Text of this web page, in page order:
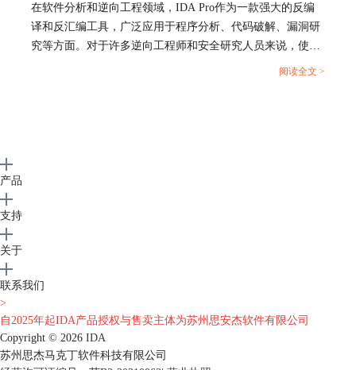
在软件分析和逆向工程领域，IDA Pro作为一款强大的反编
译和反汇编工具，广泛应用于程序分析、代码破解、漏洞研
究等方面。对于许多逆向工程师和安全研究人员来说，使用
IDA Pro提取数据和字符串信息是常见的需求。本文将详细
阅读全文 >
产品
支持
关于
联系我们
>
自2025年起IDA产品授权与售卖主体为苏州思安杰软件有限公司
Copyright © 2026 IDA
苏州思杰马克丁软件科技有限公司